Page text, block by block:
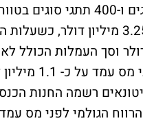
כ-46% מסך